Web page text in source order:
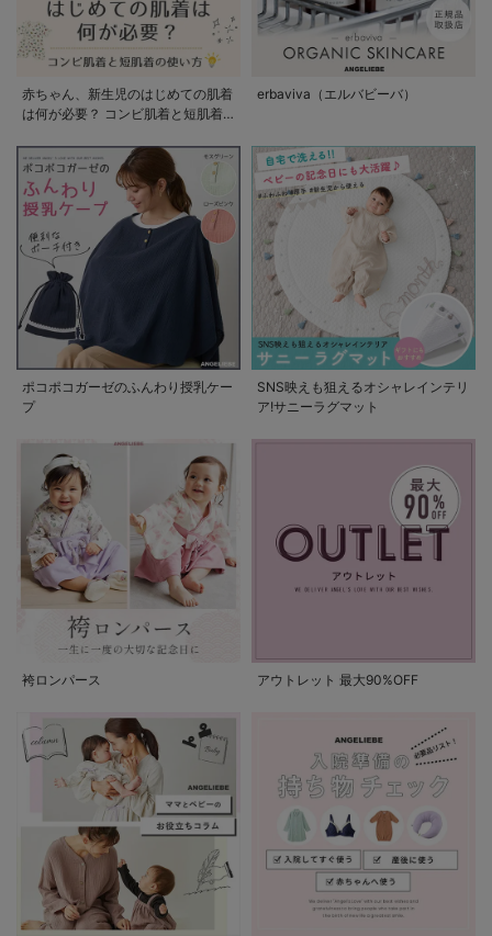
赤ちゃん、新生児のはじめての肌着
は何が必要？ コンビ肌着と短肌着
erbaviva（エルバビーバ）
ポコポコガーゼのふんわり授乳ケー
プ
SNS映えも狙えるオシャレインテリ
ア!サニーラグマット
袴ロンパース アウトレット 最大90%OFF